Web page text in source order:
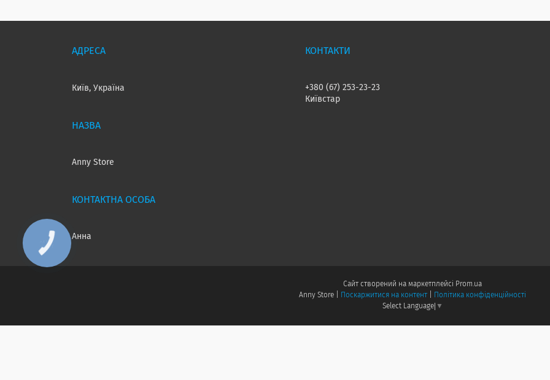
Київ, Україна
Anny Store
Анна
+380 (67) 253-23-23
Київстар
Сайт створений на маркетплейсі
Prom.ua
Поскаржитися на контент
Політика конфіденційності
Select Language ▼
КНОПКА
ЗВ'ЯЗКУ